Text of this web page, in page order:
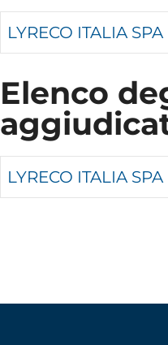
LYRECO ITALIA SPA
Elenco
LYRECO ITALIA SPA